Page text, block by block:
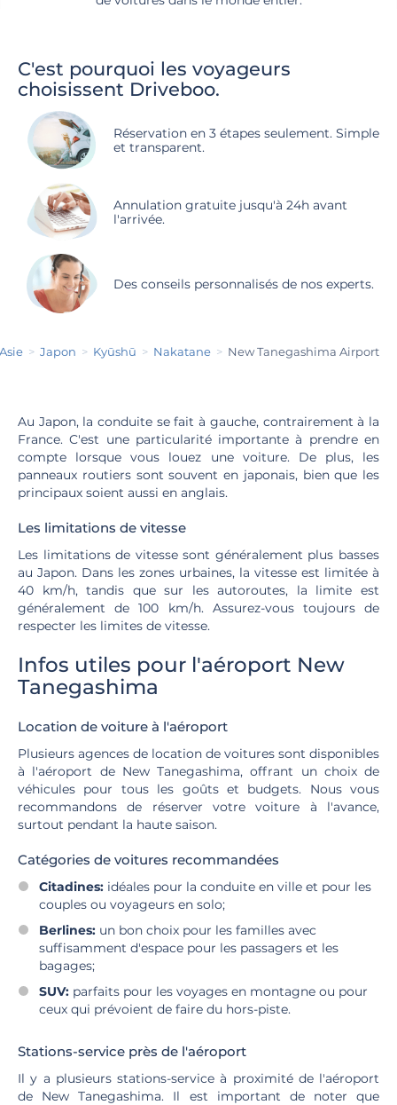
C'est pourquoi les voyageurs
choisissent Driveboo.
Réservation en 3 étapes seulement. Simple
et transparent.
Annulation gratuite jusqu'à 24h avant
l'arrivée.
Des conseils personnalisés de nos experts.
Asie Japon Kyūshū Nakatane New Tanegashima Airport
Au Japon, la conduite se fait à gauche, contrairement à la
France. C'est une particularité importante à prendre en
compte lorsque vous louez une voiture. De plus, les
panneaux routiers sont souvent en japonais, bien que les
principaux soient aussi en anglais.
Les limitations de vitesse
Les limitations de vitesse sont généralement plus basses
au Japon. Dans les zones urbaines, la vitesse est limitée à
40 km/h, tandis que sur les autoroutes, la limite est
généralement de 100 km/h. Assurez-vous toujours de
respecter les limites de vitesse.
Infos utiles pour l'aéroport New
Tanegashima
Location de voiture à l'aéroport
Plusieurs agences de location de voitures sont disponibles
à l'aéroport de New Tanegashima, offrant un choix de
véhicules pour tous les goûts et budgets. Nous vous
recommandons de réserver votre voiture à l'avance,
surtout pendant la haute saison.
Catégories de voitures recommandées
Citadines: idéales pour la conduite en ville et pour les
couples ou voyageurs en solo;
Berlines: un bon choix pour les familles avec
suffisamment d'espace pour les passagers et les
bagages;
SUV: parfaits pour les voyages en montagne ou pour
ceux qui prévoient de faire du hors-piste.
Stations-service près de l'aéroport
Il y a plusieurs stations-service à proximité de l'aéroport
de New Tanegashima. Il est important de noter que